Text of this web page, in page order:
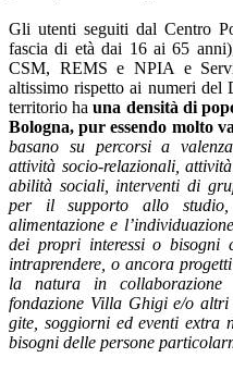
Gli utenti seguiti dal Centro
fascia di età dai 16 ai 65
CSM, REMS e NPIA e
altissimo rispetto ai numeri del
territorio hauna densità di
Bologna, pur essendo molto
basano su percorsi a
attività socio-relazionali,
abilità sociali, interventi di
per il supporto allo
alimentazione e
dei propri interessi o bisogni
intraprendere, o ancora
la natura in collaborazione
fondazione Villa Ghigi e/o altri
gite, soggiorni ed eventi extra
bisogni delle persone